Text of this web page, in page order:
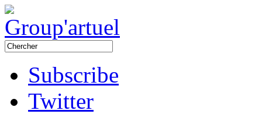
Subscribe
Twitter